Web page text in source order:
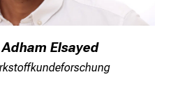
Elsayed